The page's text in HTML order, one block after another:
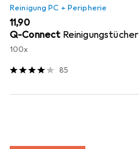
Reinigung PC + Peripherie
EUR
11,90
Q-Connect Reinigungstücher
100x
85